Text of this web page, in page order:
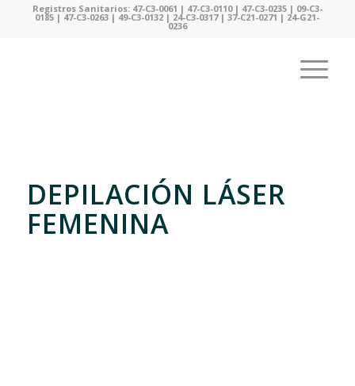
Registros Sanitarios: 47-C3-0061 | 47-C3-0110 | 47-C3-0235 | 09-C3-
0185 | 47-C3-0263 | 49-C3-0132 | 24-C3-0317 | 37-C21-0271 | 24-G21-
0236
DEPILACIÓN LÁSER
FEMENINA